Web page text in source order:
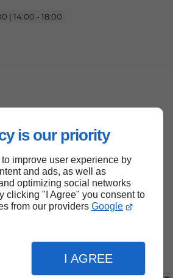
is our priority
improve user experience by
and ads, as well as
optimizing social networks
clicking "I Agree" you consent to
from our providers Google
I AGREE
| 14:00 - 18:00
Haut de page